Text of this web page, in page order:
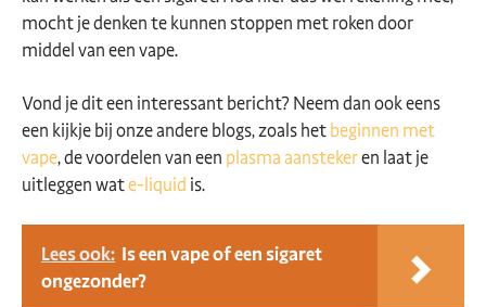
mocht je denken te kunnen stoppen met roken door
middel van een vape.
Vond je dit een interessant bericht? Neem dan ook eens
een kijkje bij onze andere blogs, zoals hetbeginnen met
vape, de voordelen van een plasma aanstekeren laat je
uitleggen wate-liquid is.
Lees ook: Is een vape of een sigaret
ongezonder?